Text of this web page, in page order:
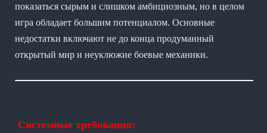
показаться сырым и слишком амбициозным, но в целом
игра обладает большим потенциалом. Основные
недостатки включают не до конца продуманный
открытый мир и неуклюжие боевые механики.
Системные требования: